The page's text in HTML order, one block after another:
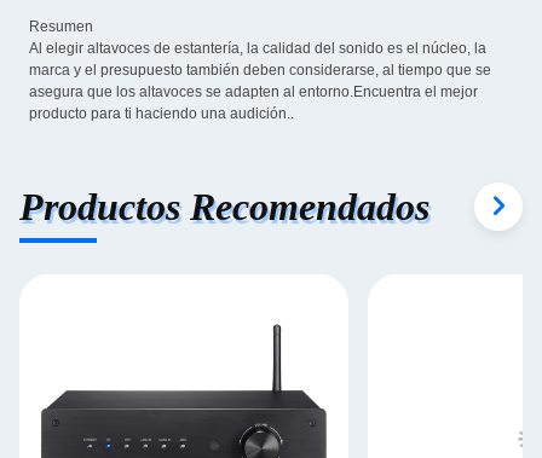
Resumen
Al elegir altavoces de estantería, la calidad del sonido es el núcleo, la
marca y el presupuesto también deben considerarse, al tiempo que se
asegura que los altavoces se adapten al entorno.Encuentra el mejor
producto para ti haciendo una audición..
Productos Recomendados